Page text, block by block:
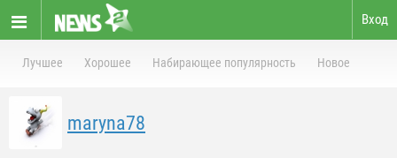
Вход
Лучшее Хорошее Набирающее популярность Новое
maryna78